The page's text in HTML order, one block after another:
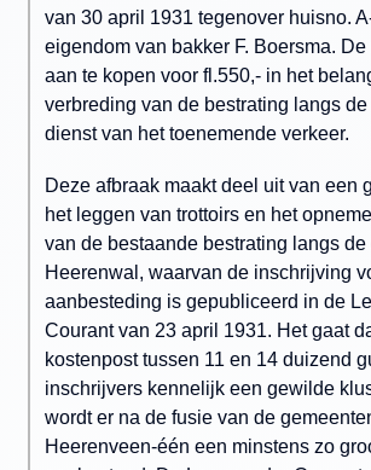
van 30 april 1931 tegenover huisno.
eigendom van bakker F. Boersma.
aan te kopen voor fl.550,- in het
verbreding van de bestrating langs
dienst van het toenemende verkeer.
Deze afbraak maakt deel uit van een
het leggen van trottoirs en het
van de bestaande bestrating langs
Heerenwal, waarvan de inschrijving
aanbesteding is gepubliceerd in de
Courant van 23 april 1931. Het gaat
kostenpost tussen 11 en 14 duizend
inschrijvers kennelijk een gewilde
wordt er na de fusie van de
Heerenveen-één een minstens zo